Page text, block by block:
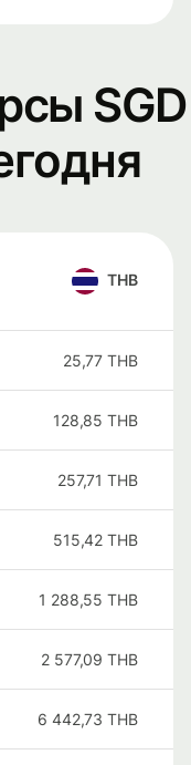
SGD
THB
25,77 THB
128,85 THB
257,71 THB
515,42 THB
1 288,55 THB
2 577,09 THB
6 442,73 THB